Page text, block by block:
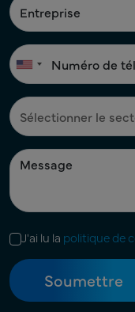
J'ai lu la politique de